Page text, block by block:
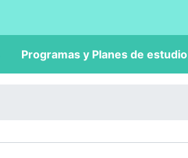
Programas y Planes de estudio